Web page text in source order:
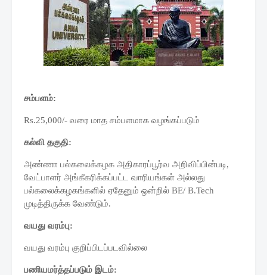
சம்பளம்:
Rs.25,000/- வரை மாத சம்பளமாக வழங்கப்படும்
கல்வி தகுதி:
அண்ணா பல்கலைக்கழக அதிகாரப்பூர்வ அறிவிப்பின்படி,
வேட்பாளர் அங்கீகரிக்கப்பட்ட வாரியங்கள் அல்லது
பல்கலைக்கழகங்களில் ஏதேனும் ஒன்றில் BE/ B.Tech
முடித்திருக்க வேண்டும்.
வயது வரம்பு:
வயது வரம்பு குறிப்பிடப்படவில்லை
பணியமர்த்தப்படும் இடம்: